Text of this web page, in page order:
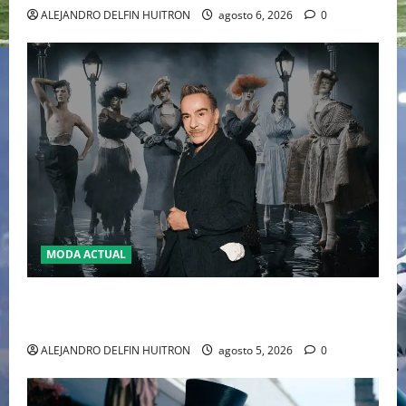
ALEJANDRO DELFIN HUITRON agosto 6, 2026 0
MODA ACTUAL
ALEJANDRO DELFIN HUITRON agosto 5, 2026 0